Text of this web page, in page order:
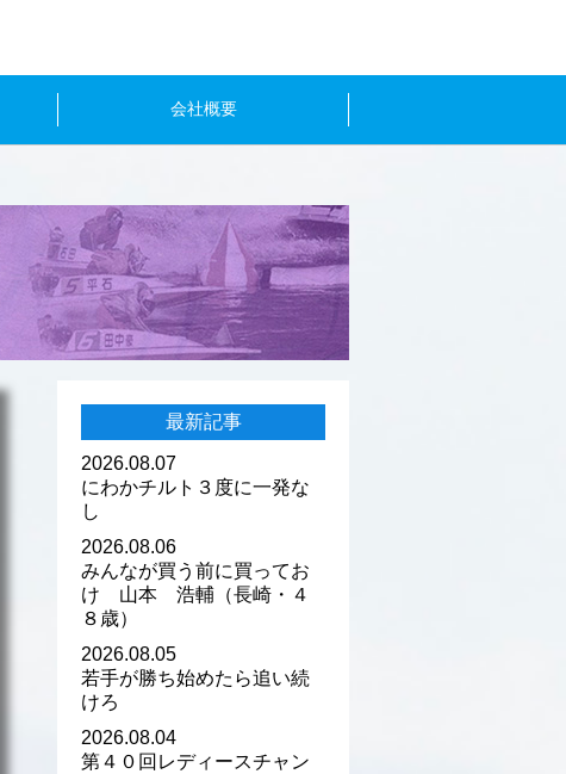
会社概要
最新記事
2026.08.07
にわかチルト３度に一発な
し
2026.08.06
みんなが買う前に買ってお
け 山本 浩輔（長崎・４
８歳）
2026.08.05
若手が勝ち始めたら追い続
けろ
2026.08.04
第４０回レディースチャン